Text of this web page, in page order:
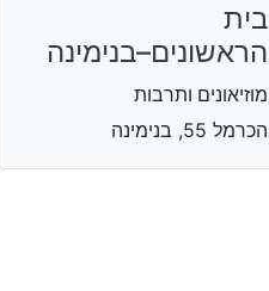
בית
הראשונים–בנימינה
מוזיאונים ותרבות
הכרמל 55, בנימינה